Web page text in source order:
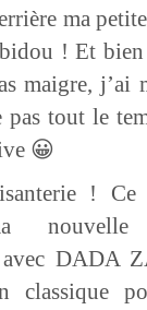
ma
! Et
maigre, j’ai
pas tout le
😀
!
DADA
classique